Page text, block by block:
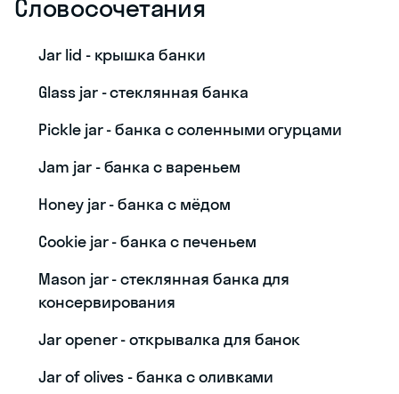
Словосочетания
Jar lid - крышка банки
Glass jar - стеклянная банка
Pickle jar - банка с соленными огурцами
Jam jar - банка с вареньем
Honey jar - банка с мёдом
Cookie jar - банка с печеньем
Mason jar - стеклянная банка для
консервирования
Jar opener - открывалка для банок
Jar of olives - банка с оливками